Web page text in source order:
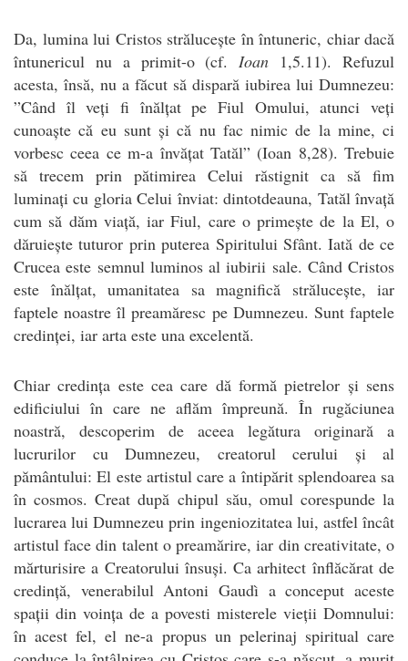
Da, lumina lui Cristos strălucește în întuneric, chiar dacă
întunericul nu a primit-o (cf. Ioan 1,5.11). Refuzul
acesta, însă, nu a făcut să dispară iubirea lui Dumnezeu:
”Când îl veți fi înălțat pe Fiul Omului, atunci veți
cunoaște că eu sunt și că nu fac nimic de la mine, ci
vorbesc ceea ce m-a învățat Tatăl” (Ioan 8,28). Trebuie
să trecem prin pătimirea Celui răstignit ca să fim
luminați cu gloria Celui înviat: dintotdeauna, Tatăl învață
cum să dăm viață, iar Fiul, care o primește de la El, o
dăruiește tuturor prin puterea Spiritului Sfânt. Iată de ce
Crucea este semnul luminos al iubirii sale. Când Cristos
este înălțat, umanitatea sa magnifică strălucește, iar
faptele noastre îl preamăresc pe Dumnezeu. Sunt faptele
credinței, iar arta este una excelentă.
Chiar credința este cea care dă formă pietrelor și sens
edificiului în care ne aflăm împreună. În rugăciunea
noastră, descoperim de aceea legătura originară a
lucrurilor cu Dumnezeu, creatorul cerului și al
pământului: El este artistul care a întipărit splendoarea sa
în cosmos. Creat după chipul său, omul corespunde la
lucrarea lui Dumnezeu prin ingeniozitatea lui, astfel încât
artistul face din talent o preamărire, iar din creativitate, o
mărturisire a Creatorului însuși. Ca arhitect înflăcărat de
credință, venerabilul Antoni Gaudì a conceput aceste
spații din voința de a povesti misterele vieții Domnului:
în acest fel, el ne-a propus un pelerinaj spiritual care